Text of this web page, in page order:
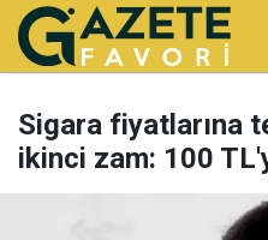
Sigara fiyatlarına
ikinci zam: 100